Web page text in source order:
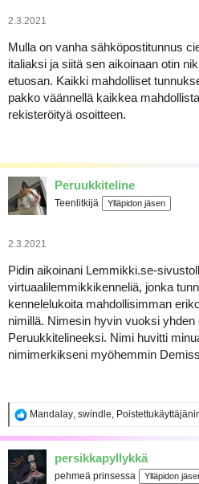
:
2.3.2021
Mulla on vanha sähköpostitunnus
italiaksi ja siitä sen aikoinaan otin
etuosan. Kaikki mahdolliset
pakko väännellä kaikkea
rekisteröityä osoitteen.
Peruukkiteline
Teenlitkijä Ylläpidon jäsen
2.3.2021
Pidin aikoinani Lemmikki.se-
virtuaalilemmikkikenneliä, jonka
kennelelukoita mahdollisimman
nimillä. Nimesin hyvin vuoksi
Peruukkitelineeksi. Nimi huvitti
nimimerkikseni myöhemmin
R
a
k
t
i
Mandalay, swindle,
persikkapyllykkä
pehmeä prinsessa Ylläpidon